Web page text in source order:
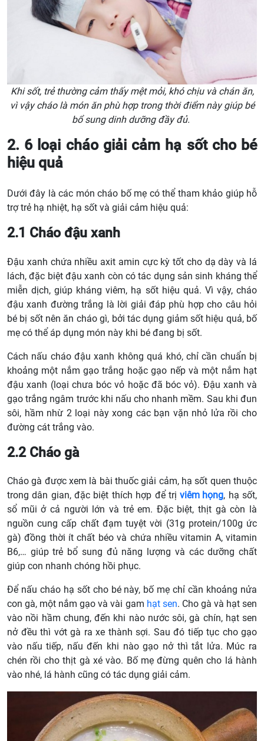
Khi sốt, trẻ thường cảm thấy mệt mỏi, khó chịu và chán ăn,
vì vậy cháo là món ăn phù hợp trong thời điểm này giúp bé
bổ sung dinh dưỡng đầy đủ.
2. 6 loại cháo giải cảm hạ sốt cho bé
hiệu quả
Dưới đây là các món cháo bố mẹ có thể tham khảo giúp hỗ
trợ trẻ hạ nhiệt, hạ sốt và giải cảm hiệu quả:
2.1 Cháo đậu xanh
Đậu xanh chứa nhiều axit amin cực kỳ tốt cho dạ dày và lá
lách,đặc biệtđậu xanh còn có tác dụng sản sinh kháng thể
miễn dịch, giúp kháng viêm, hạ sốt hiệu quả. Vì vậy, cháo
đậu xanh đường trắng là lời giải đáp phù hợp cho câu hỏi
bé bị sốt nên ăn cháo gì, bởi tác dụng giảm sốt hiệu quả, bố
mẹ có thể áp dụng món này khi bé đang bị sốt.
Cách nấu cháo đậu xanh không quá khó, chỉ cần chuẩn bị
khoảng một nắm gạo trắng hoặc gạo nếp và một nắm hạt
đậu xanh (loại chưa bóc vỏ hoặc đã bóc vỏ). Đậu xanh và
gạo trắng ngâm trước khi nấu cho nhanh mềm. Sau khi đun
sôi, hầm nhừ 2 loại này xong các bạn vặn nhỏ lửa rồi cho
đường cát trắng vào.
2.2Cháo gà
Cháo gà được xem là bài thuốc giải cảm, hạ sốt quen thuộc
trong dân gian, đặc biệt thích hợp để trịviêm họng, hạ sốt,
sổ mũi ở cả người lớn và trẻ em. Đặc biệt, thịt gà còn là
nguồn cung cấp chất đạm tuyệt vời (31g protein/100g ức
gà) đồng thời ít chất béo và chứa nhiều vitamin A, vitamin
B6,… giúp trẻ bổ sung đủ năng lượng và các dưỡng chất
giúp con nhanh chóng hồi phục.
Để nấu cháo hạ sốt cho bé này, bố mẹ chỉ cần khoảng nửa
con gà, một nắm gạo và vài gam hạt sen. Cho gà và hạt sen
vào nồi hầm chung, đến khi nào nước sôi, gà chín, hạt sen
nở đều thì vớt gà ra xe thành sợi. Sau đó tiếp tục cho gạo
vào nấu tiếp, nấu đến khi nào gạo nở thì tắt lửa. Múc ra
chén rồi cho thịt gà xé vào. Bố mẹ đừng quên cho lá hành
vào nhé, lá hành cũng có tác dụng giải cảm.